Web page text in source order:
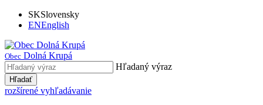
SKSlovensky
ENEnglish
Obec Dolná Krupá
Hľadaný výraz
Hľadať
rozšírené vyhľadávanie